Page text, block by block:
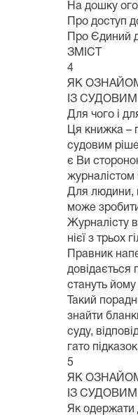
На дошку
Про доступ
Про Єдиний
ЗМІСТ
4
ЯК
ІЗ
Для чого і
Ця книжка –
судовим
є Ви
журналістом
Для людини,
може
Журналісту
нієї з трьох
Правник
довідається
стануть йому
Такий
знайти
суду,
гато
5
ЯК
ІЗ
Як одержати